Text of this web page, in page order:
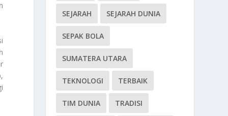
SEJARAH SEJARAH DUNIA
SEPAK BOLA
SUMATERA UTARA
TEKNOLOGI TERBAIK
TIM DUNIA TRADISI